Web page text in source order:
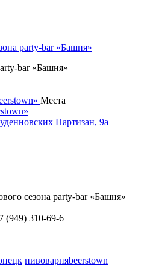
party-bar «Башня»
bar «Башня»
Места
Партизан, 9а
сезона party-bar «Башня»
(949) 310-69-6
пивоварняbeerstown